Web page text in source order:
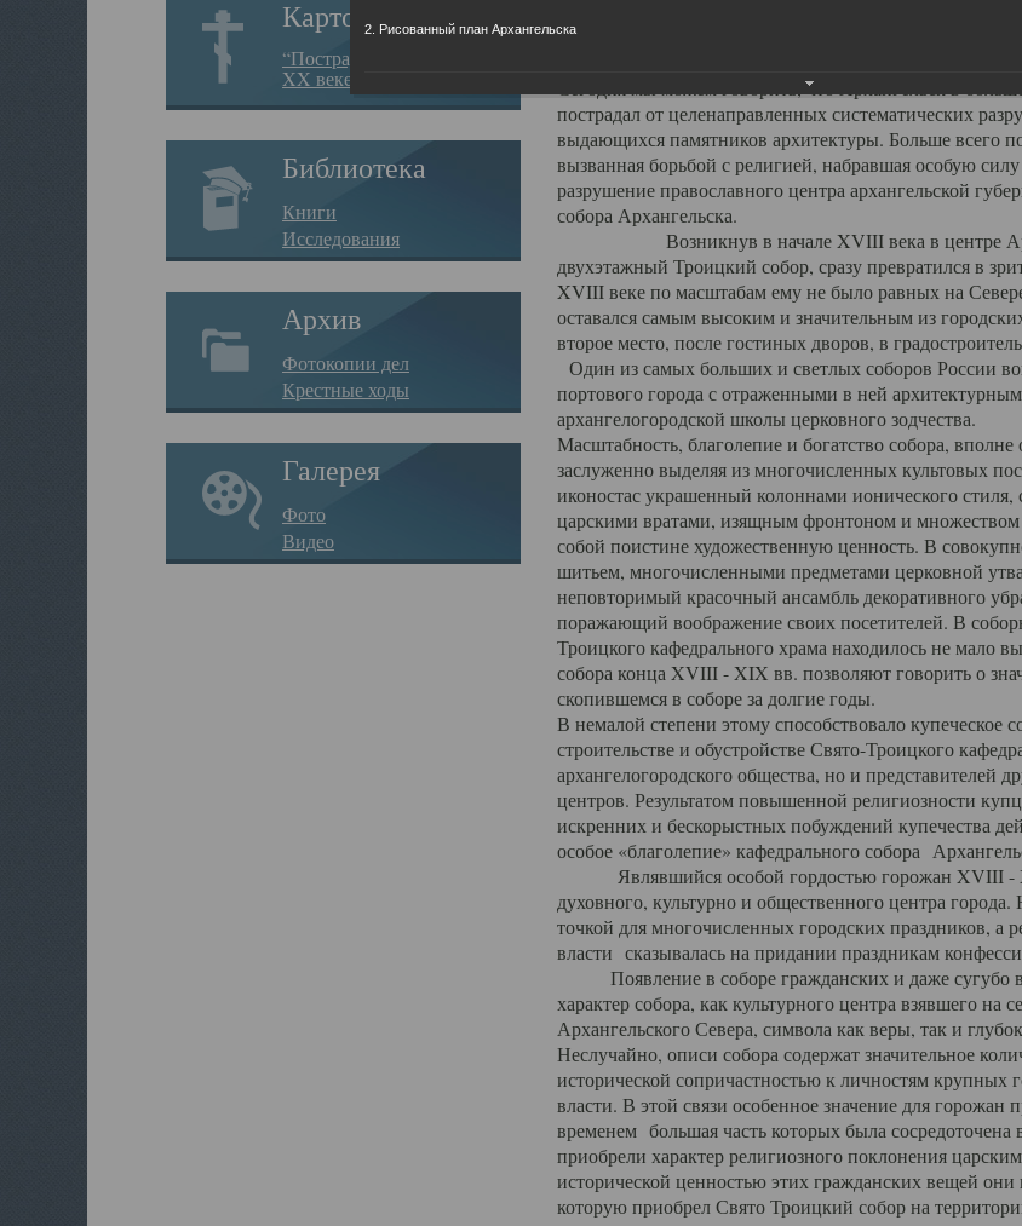
Картотека
“Пострадавшие за веру в
XX веке на Севере”
Библиотека
Книги
Исследования
Архив
Фотокопии дел
Крестные ходы
Галерея
Фото
Видео
Свято-Троицкий собор Архангельска
Сегодня мы можем говорить, что Архангельск в
пострадал от целенаправленных систематических
выдающихся памятников архитектуры. Больше всего
вызванная борьбой с религией, набравшая особую
разрушение православного центра архангельской
собора Архангельска.
Возникнув в начале XVIII века в центре
двухэтажный Троицкий собор, сразу превратился в
XVIII веке по масштабам ему не было равных на
оставался самым высоким и значительным из
второе место, после гостиных дворов, в
Один из самых больших и светлых соборов России
портового города с отраженными в ней
архангелогородской школы церковного зодчества.
Масштабность, благолепие и богатство собора,
заслуженно выделяя из многочисленных культовых
иконостас украшенный колоннами ионического
царскими вратами, изящным фронтоном и множеством
собой поистине художественную ценность. В
шитьем, многочисленными предметами церковной
неповторимый красочный ансамбль декоративного
поражающий воображение своих посетителей. В
Троицкого кафедрального храма находилось не мало
собора конца XVIII - XIX вв. позволяют говорить о
скопившемся в соборе за долгие годы.
В немалой степени этому способствовало купеческое
строительстве и обустройстве Свято-Троицкого
архангелогородского общества, но и представителей
центров. Результатом повышенной религиозности
искренних и бескорыстных побуждений купечества
особое «благолепие» кафедрального собора
Являвшийся особой гордостью горожан XVIII -
духовного, культурно и общественного центра
точкой для многочисленных городских праздников, а
власти сказывалась на придании праздникам
Появление в соборе гражданских и даже сугубо
характер собора, как культурного центра взявшего
Архангельского Севера, символа как веры, так и
Неслучайно, описи собора содержат значительное
исторической сопричастностью к личностям крупных
власти. В этой связи особенное значение для горожан
временем большая часть которых была сосредоточена
приобрели характер религиозного поклонения
исторической ценностью этих гражданских вещей
которую приобрел Свято Троицкий собор на
2. Рисованный план Архангельска